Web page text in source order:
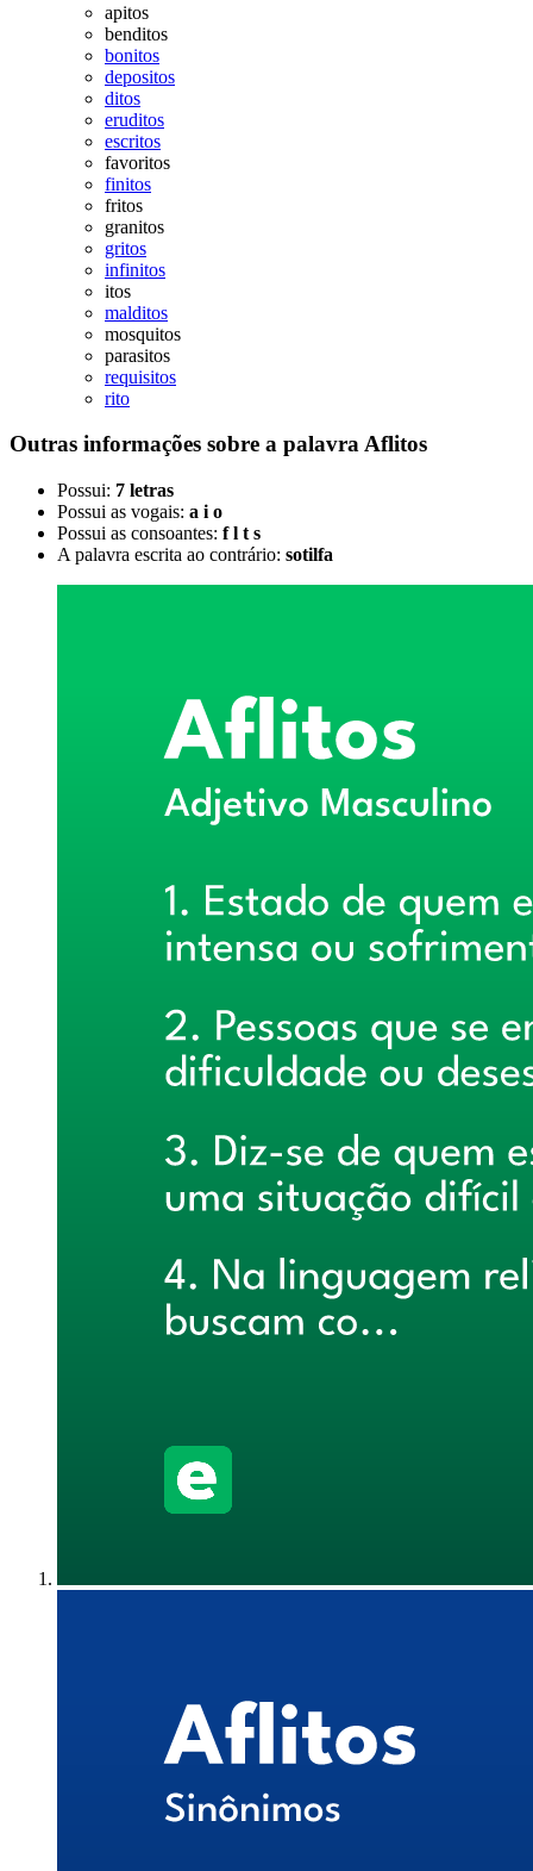
apitos
benditos
bonitos
depositos
ditos
eruditos
escritos
favoritos
finitos
fritos
granitos
gritos
infinitos
itos
malditos
mosquitos
parasitos
requisitos
rito
Outras informações sobre a palavraAflitos
Possui: 7 letras
Possui as vogais: a i o
Possui as consoantes: f l t s
A palavra escrita ao contrário: sotilfa